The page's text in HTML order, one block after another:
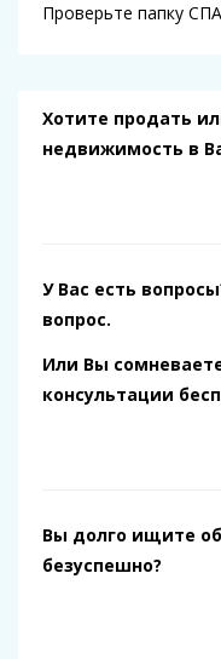
Проверьте папку
Хотите продать
недвижимость в
У Вас есть
вопрос.
Или Вы
консультации
Вы долго ищите
безуспешно?